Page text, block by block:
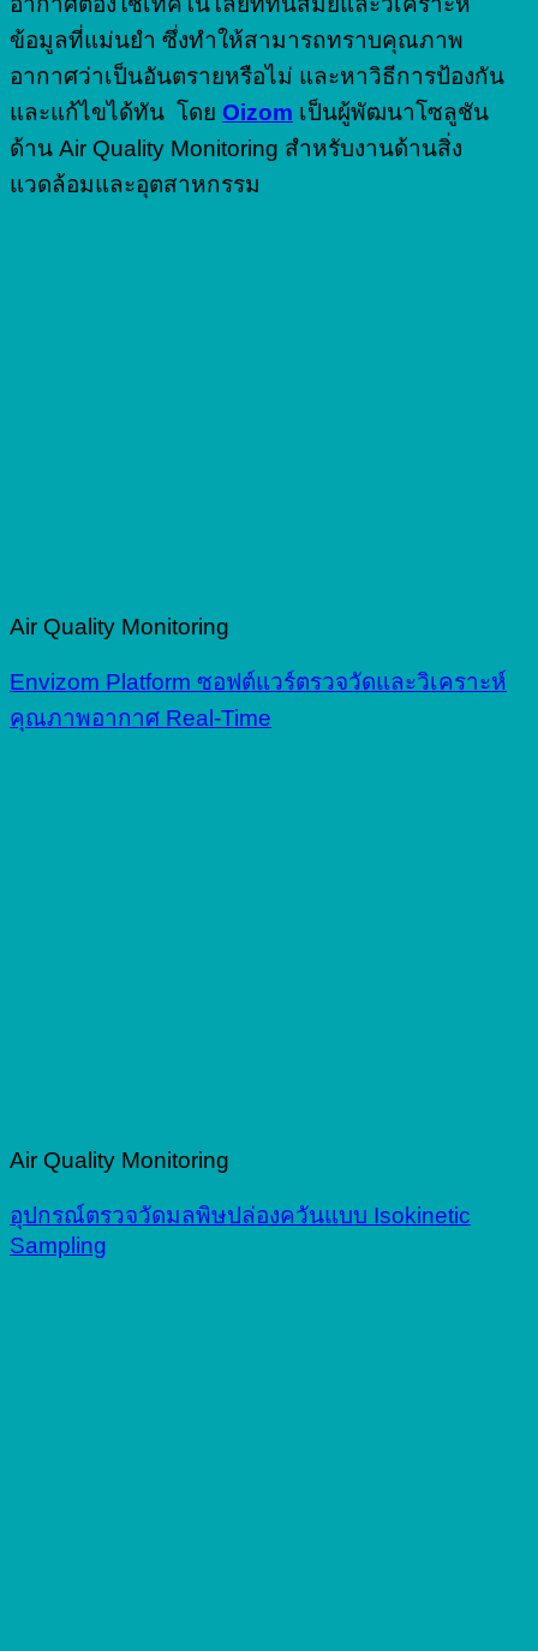
ข้อมูลที่แม่นยำ ซึ่งทำให้สามารถทราบคุณภาพ
อากาศว่าเป็นอันตรายหรือไม่ และหาวิธีการป้องกัน
และแก้ไขได้ทัน โดย Oizom เป็นผู้พัฒนาโซลูชัน
ด้าน Air Quality Monitoring สำหรับงานด้านสิ่ง
แวดล้อมและอุตสาหกรรม
Air Quality Monitoring
Envizom Platform ซอฟต์แวร์ตรวจวัดและวิเคราะห์
คุณภาพอากาศ Real-Time
Air Quality Monitoring
อุปกรณ์ตรวจวัดมลพิษปล่องควันแบบ Isokinetic
Sampling